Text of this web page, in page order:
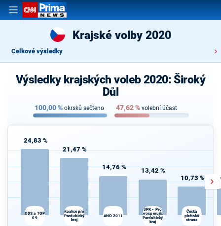
Krajské volby 2020
Celkové výsledky
Výsledky krajských voleb 2020: Široký
Důl
100,00% okrsků sečteno 47,62% volební účast
24,83 %
ODS a TOP
09
21,47 %
Koalice pro
Pardubický
kraj
14,76 %
ANO 2011
13,42 %
3PK - Pro
prosperující
Pardubický
kraj
10,73 %
Česká
pirátská
strana